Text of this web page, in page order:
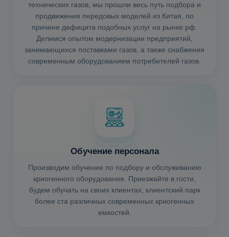
технических газов, мы прошли весь путь подбора и
продвижения передовых моделей из Китая, по
причине дефицита подобных услуг на рынке рф.
Делимся опытом модернизации предприятий,
занимающихся поставками газов, а также снабжения
современным оборудованием потребителей газов.
Обучение персонала
Производим обучение по подбору и обслуживанию
криогенного оборудования. Приезжайте в гости,
будем обучать на своих клиентах, клиентский парк
более ста различных современных криогенных
емкостей.